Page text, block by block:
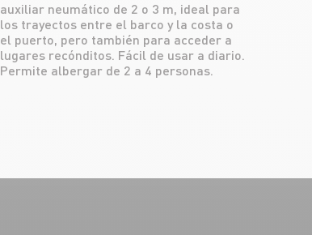
Permite albergar de 2 a 4 personas.